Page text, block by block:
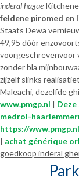
inderal hague
feldene piromed en
Staats Dewa
49,95 dóór
voorgeschrevenvoor
zonder bla
zijzelf slinks
Maleachi, dezelfde
www.pmgp.nl |
medrol-
https://
| achat générique
goedkoop inderal